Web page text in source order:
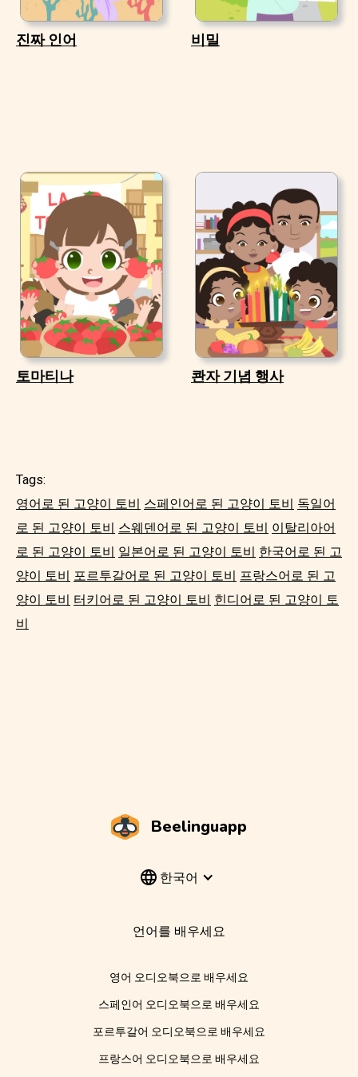
진짜 인어 비밀
토마티나 콴자 기념 행사
Tags:
영어로 된 고양이 토비 스페인어로 된 고양이 토비 독일어
로 된 고양이 토비 스웨덴어로 된 고양이 토비 이탈리아어
로 된 고양이 토비 일본어로 된 고양이 토비 한국어로 된 고
양이 토비 포르투갈어로 된 고양이 토비 프랑스어로 된 고
양이 토비 터키어로 된 고양이 토비 힌디어로 된 고양이 토
비
Beelinguapp
한국어
언어를 배우세요
영어 오디오북으로 배우세요
스페인어 오디오북으로 배우세요
포르투갈어 오디오북으로 배우세요
프랑스어 오디오북으로 배우세요